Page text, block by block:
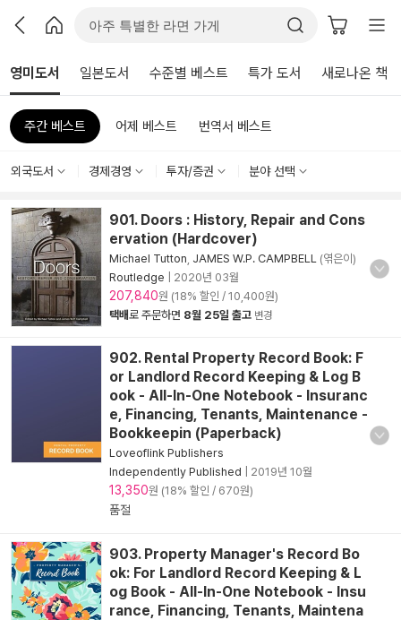
영미도서 일본도서 수준별 베스트 특가 도서 새로나온 책
주간 베스트 어제 베스트 번역서 베스트
외국도서 경제경영 투자/증권 분야 선택
901. Doors : History, Repair and Cons
ervation (Hardcover)
Michael Tutton JAMES W.P. CAMPBELL (엮은이)
Routledge
2020년 03월
207,840원 (18% 할인 / 10,400원)
택배로 주문하면 8월 25일 출고 변경
902. Rental Property Record Book: F
or Landlord Record Keeping & Log B
ook - All-In-One Notebook - Insuranc
e, Financing, Tenants, Maintenance -
Bookkeepin (Paperback)
Loveoflink Publishers
Independently Published
2019년 10월
13,350원 (18% 할인 / 670원)
품절
903. Property Manager's Record Bo
ok: For Landlord Record Keeping & L
og Book - All-In-One Notebook - Insu
rance, Financing, Tenants, Maintena